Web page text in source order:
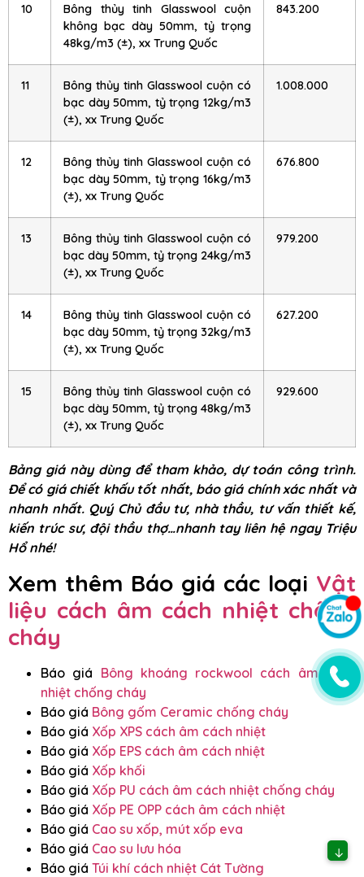
10
Bông thủy tinh Glasswool cuộn
không bạc dày 50mm, tỷ trọng
48kg/m3 (±), xx Trung Quốc
843.200
11
Bông thủy tinh Glasswool cuộn có
bạc dày 50mm, tỷ trọng 12kg/m3
(±), xx Trung Quốc
1.008.000
12
Bông thủy tinh Glasswool cuộn có
bạc dày 50mm, tỷ trọng 16kg/m3
(±), xx Trung Quốc
676.800
13
Bông thủy tinh Glasswool cuộn có
bạc dày 50mm, tỷ trọng 24kg/m3
(±), xx Trung Quốc
979.200
14
Bông thủy tinh Glasswool cuộn có
bạc dày 50mm, tỷ trọng 32kg/m3
(±), xx Trung Quốc
627.200
15
Bông thủy tinh Glasswool cuộn có
bạc dày 50mm, tỷ trọng 48kg/m3
(±), xx Trung Quốc
929.600
Bảng giá này dùng để tham khảo, dự toán công trình.
Để có giá chiết khấu tốt nhất, báo giá chính xác nhất và
nhanh nhất. Quý Chủ đầu tư, nhà thầu, tư vấn thiết kế,
kiến trúc sư, đội thầu thợ…nhanh tay liên hệ ngay Triệu
Hổ nhé!
Xem thêm Báo giá các loại Vật
liệu cách âm cách nhiệt chống
cháy
Báo giá Bông khoáng rockwool cách âm cách
nhiệt chống cháy
Báo giá Bông gốm Ceramic chống cháy
Báo giá Xốp XPS cách âm cách nhiệt
Báo giá Xốp EPS cách âm cách nhiệt
Báo giá Xốp khối
Báo giá Xốp PU cách âm cách nhiệt chống cháy
Báo giá Xốp PE OPP cách âm cách nhiệt
Báo giá Cao su xốp, mút xốp eva
Báo giá Cao su lưu hóa
Báo giá Túi khí cách nhiệt Cát Tường
↓